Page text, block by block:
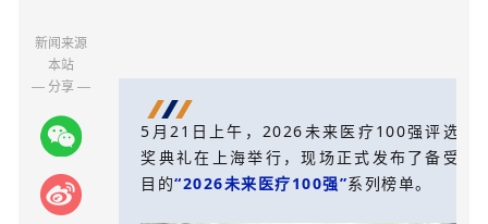
新闻来源
本站
— 分享 —
5月21日上午，2026未来医疗100强评选颁
奖典礼在上海举行，现场正式发布了备受瞩
目的“2026未来医疗100强”系列榜单。